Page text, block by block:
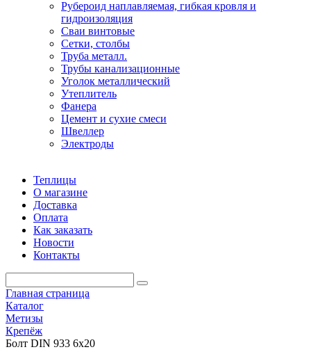
Рубероид наплавляемая, гибкая кровля и
гидроизоляция
Сваи винтовые
Сетки, столбы
Труба металл.
Трубы канализационные
Уголок металлический
Утеплитель
Фанера
Цемент и сухие смеси
Швеллер
Электроды
Теплицы
О магазине
Доставка
Оплата
Как заказать
Новости
Контакты
Главная страница
Каталог
Метизы
Крепёж
Болт DIN 933 6х20